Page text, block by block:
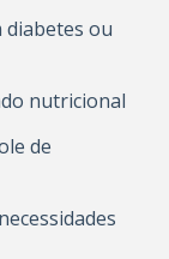
diabetes ou
nutricional
de